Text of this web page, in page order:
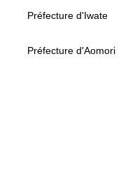
Préfecture d'Iwate
Préfecture d'Aomori